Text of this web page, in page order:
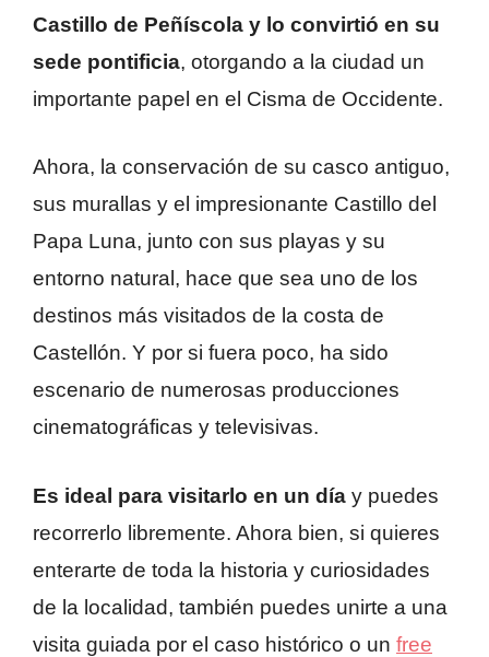
Castillo de Peñíscola y lo convirtió en su
sede pontificia, otorgando a la ciudad un
importante papel en el Cisma de Occidente.
Ahora, la conservación de su casco antiguo,
sus murallas y el impresionante Castillo del
Papa Luna, junto con sus playas y su
entorno natural, hace que sea uno de los
destinos más visitados de la costa de
Castellón. Y por si fuera poco, ha sido
escenario de numerosas producciones
cinematográficas y televisivas.
Es ideal para visitarlo en un día y puedes
recorrerlo libremente. Ahora bien, si quieres
enterarte de toda la historia y curiosidades
de la localidad, también puedes unirte a una
visita guiada por el caso histórico o un free